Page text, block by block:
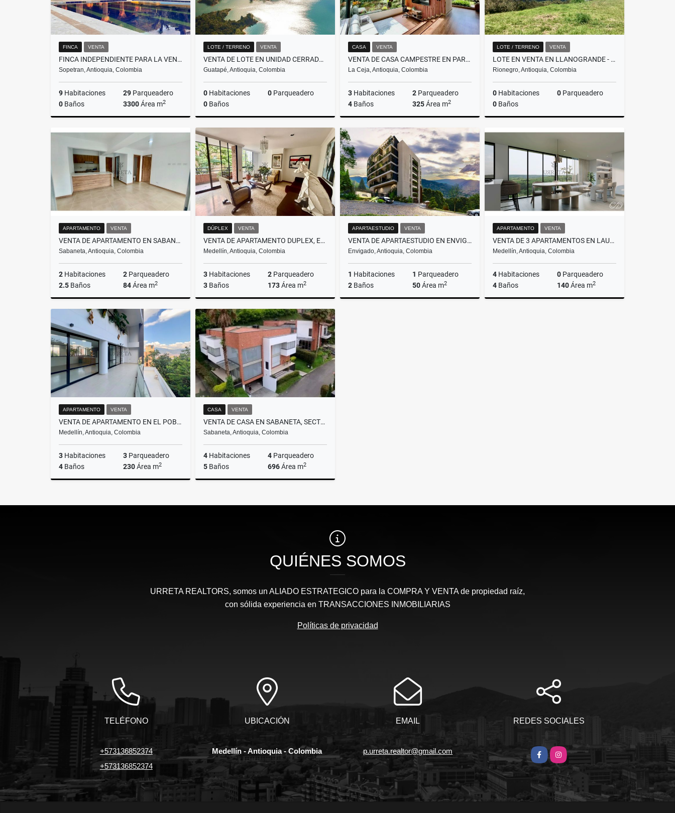
FINCA VENTA
FINCA INDEPENDIENTE PARA LA VENTA EN SOPETRAN, ANTIOQUIA
Sopetran, Antioquia, Colombia
9 Habitaciones 29 Parqueadero
0 Baños 3300Área m2
Venta
$2.200.000.000
LOTE / TERRENO VENTA
VENTA DE LOTE EN UNIDAD CERRADA, CON SALIDA AL EMBALSE - GUATAPE
Guatapé, Antioquia, Colombia
0 Habitaciones 0 Parqueadero
0 Baños
$580.000.000
CASA VENTA
VENTA DE CASA CAMPESTRE EN PARCELACION EN LA CEJA, EL CAPIRO
La Ceja, Antioquia, Colombia
3 Habitaciones 2 Parqueadero
4 Baños 325Área m2
Venta
$2.900.000.000
LOTE / TERRENO VENTA
LOTE EN VENTA EN LLANOGRANDE - CON NORMA PARA CONDOMINIO
Rionegro, Antioquia, Colombia
0 Habitaciones 0 Parqueadero
0 Baños
Venta
$6.233.250.000
APARTAMENTO VENTA
VENTA DE APARTAMENTO EN SABANETA, SECTOR TRES ESQUINAS
Sabaneta, Antioquia, Colombia
2 Habitaciones 2 Parqueadero
2.5 Baños 84Área m2
Venta
$690.000.000
DÚPLEX VENTA
VENTA DE APARTAMENTO DUPLEX, EN EL POBLADO, PARTE PLANA
Medellín, Antioquia, Colombia
3 Habitaciones 2 Parqueadero
3 Baños 173Área m2
Venta
$1.100.000.000
APARTAESTUDIO VENTA
VENTA DE APARTAESTUDIO EN ENVIGADO, SECTOR EL ESCOBERO - AIRBNB
Envigado, Antioquia, Colombia
1 Habitaciones 1 Parqueadero
2 Baños 50Área m2
APARTAMENTO VENTA
VENTA DE 3 APARTAMENTOS EN LAURELES PARA AIRBNB RENTAS CORTAS
Medellín, Antioquia, Colombia
4 Habitaciones 0 Parqueadero
4 Baños 140Área m2
APARTAMENTO VENTA
VENTA DE APARTAMENTO EN EL POBLADO, SECTOR EL TESORO
Medellín, Antioquia, Colombia
3 Habitaciones 3 Parqueadero
4 Baños 230Área m2
$1.850.000.000
CASA VENTA
VENTA DE CASA EN SABANETA, SECTOR CAÑAVERALEJO
Sabaneta, Antioquia, Colombia
4 Habitaciones 4 Parqueadero
5 Baños 696Área m2
$2.850.000.000
QUIÉNES SOMOS
URRETA REALTORS, somos un ALIADO ESTRATEGICO para la COMPRA Y VENTA de propiedad raíz,
con sólida experiencia en TRANSACCIONES INMOBILIARIAS
Políticas de privacidad
TELÉFONO
+573136852374
+573136852374
UBICACIÓN
Medellín - Antioquia - Colombia
EMAIL
p.urreta.realtor@gmail.com
REDES SOCIALES
FacebookInstagram